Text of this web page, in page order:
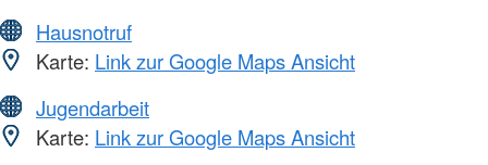
Hausnotruf
Karte: Link zur Google Maps Ansicht
Jugendarbeit
Karte: Link zur Google Maps Ansicht